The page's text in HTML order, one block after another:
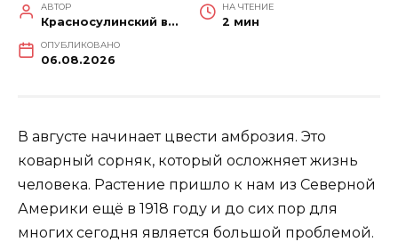
АВТОР
Красносулинский вестник
НА ЧТЕНИЕ
2 мин
ОПУБЛИКОВАНО
06.08.2026
В августе начинает цвести амброзия. Это
коварный сорняк, который осложняет жизнь
человека. Растение пришло к нам из Северной
Америки ещё в 1918 году и до сих пор для
многих сегодня является большой проблемой.